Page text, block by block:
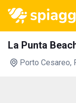
La Punta
Porto Cesareo,